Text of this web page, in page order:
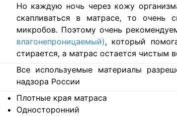
Но каждую ночь через кожу
скапливаться в матрасе, то очень
микробов. Поэтому очень
влагонепроницаемый), который
стирается, а матрас остается чистым
Все используемые материалы
надзора России
Плотные края матраса
Односторонний